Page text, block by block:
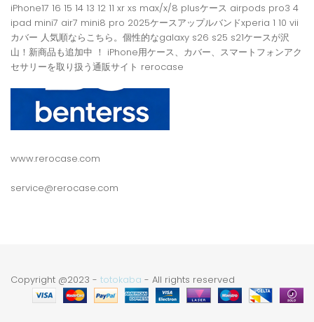
iPhone17 16 15 14 13 12 11 xr xs max/x/8 plusケース airpods pro3 4
ipad mini7 air7 mini8 pro 2025ケースアップルバンドxperia 1 10 vii
カバー 人気順ならこちら。個性的なgalaxy s26 s25 s21ケースが沢
山！新商品も追加中 ！ iPhone用ケース、カバー、スマートフォンアク
セサリーを取り扱う通販サイト rerocase
www.rerocase.com
service@rerocase.com
Copyright @2023 - totokaba - All rights reserved